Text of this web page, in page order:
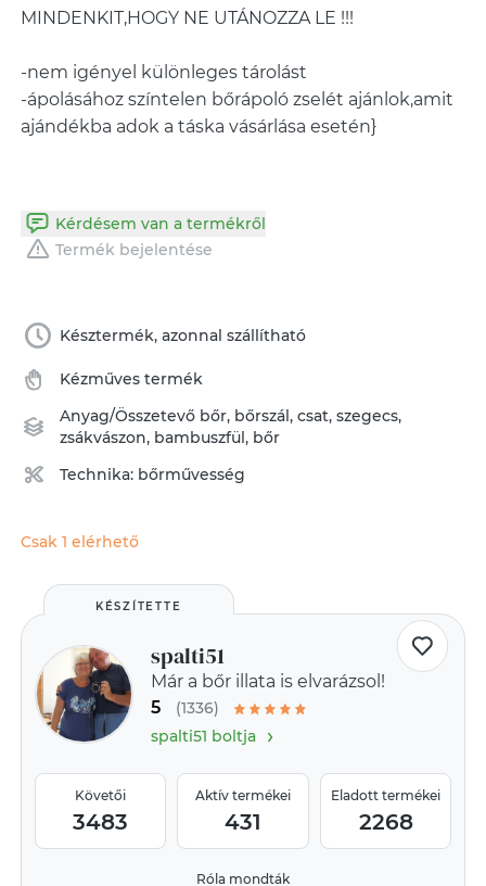
MINDENKIT,HOGY NE UTÁNOZZA LE !!!
-nem igényel különleges tárolást
-ápolásához színtelen bőrápoló zselét ajánlok,amit
ajándékba adok a táska vásárlása esetén}
Kérdésem van a termékről
Termék bejelentése
Késztermék, azonnal szállítható
Kézműves termék
Anyag/Összetevő bőr, bőrszál,csat,szegecs,
zsákvászon, bambuszfül, bőr
Technika: bőrművesség
Csak 1 elérhető
KÉSZÍTETTE
spalti51
Már a bőr illata is elvarázsol!
5
(1336)
spalti51 boltja›
Követői
3483
Aktív termékei
431
Eladott termékei
2268
Róla mondták